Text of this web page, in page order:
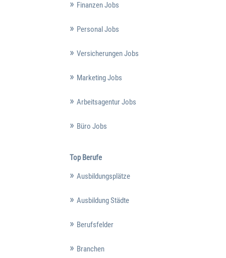
Finanzen Jobs
Personal Jobs
Versicherungen Jobs
Marketing Jobs
Arbeitsagentur Jobs
Büro Jobs
Top Berufe
Ausbildungsplätze
Ausbildung Städte
Berufsfelder
Branchen